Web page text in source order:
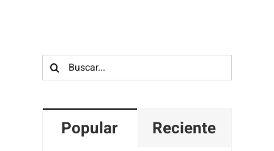
Buscar:
Popular Reciente